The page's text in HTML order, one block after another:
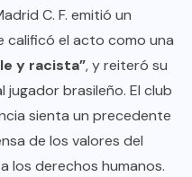
C. F. emitió un
calificó el acto como una
y racista”, y reiteró su
jugador brasileño. El club
sienta un precedente
de los valores del
los derechos humanos.